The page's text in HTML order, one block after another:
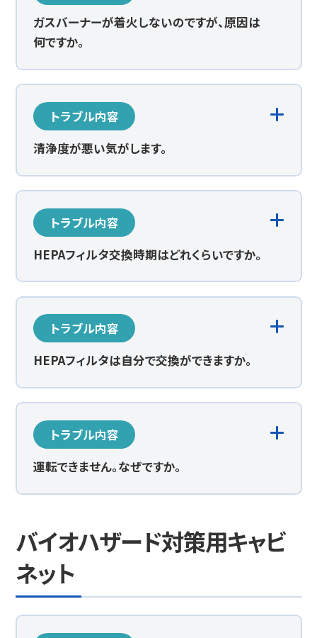
ガスバーナーが着火しないのですが、原因は
何ですか。
トラブル内容
清浄度が悪い気がします。
トラブル内容
HEPAフィルタ交換時期はどれくらいですか。
トラブル内容
HEPAフィルタは自分で交換ができますか。
トラブル内容
運転できません。なぜですか。
バイオハザード対策用キャビ
ネット